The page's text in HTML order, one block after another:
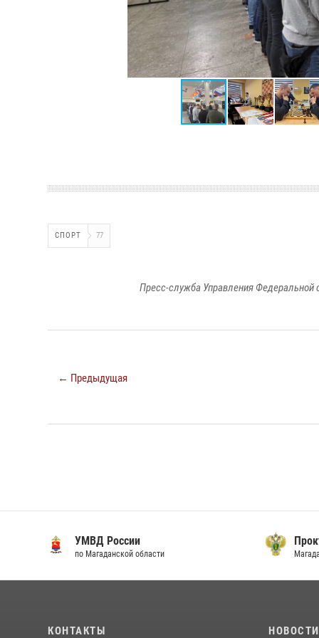
СПОРТ 77
Пресс-служба Управления Федеральной
← Предыдущая
УМВД России
по Магаданской области
КОНТАКТЫ НОВОСТИ